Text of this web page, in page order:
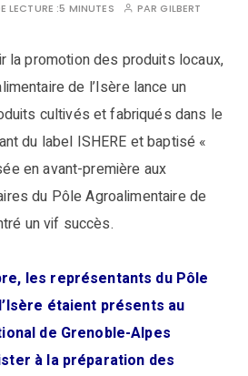
LECTURE :5 MINUTES PARGILBERT
la promotion des produits locaux,
de l’Isère lance un
cultivés et fabriqués dans le
du label ISHERE et baptisé «
en avant-première aux
du Pôle Agroalimentaire de
un vif succès.
les représentants du Pôle
étaient présents au
de Grenoble-Alpes
à la préparation des